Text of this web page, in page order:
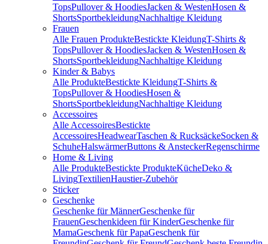
TopsPullover & HoodiesJacken & WestenHosen &
ShortsSportbekleidungNachhaltige Kleidung
Frauen
Alle Frauen ProdukteBestickte KleidungT-Shirts &
TopsPullover & HoodiesJacken & WestenHosen &
ShortsSportbekleidungNachhaltige Kleidung
Kinder & Babys
Alle ProdukteBestickte KleidungT-Shirts &
TopsPullover & HoodiesHosen &
ShortsSportbekleidungNachhaltige Kleidung
Accessoires
Alle AccessoiresBestickte
AccessoiresHeadwearTaschen & RucksäckeSocken &
SchuheHalswärmerButtons & AnsteckerRegenschirme
Home & Living
Alle ProdukteBestickte ProdukteKücheDeko &
LivingTextilienHaustier-Zubehör
Sticker
Geschenke
Geschenke für MännerGeschenke für
FrauenGeschenkideen für KinderGeschenke für
MamaGeschenk für PapaGeschenk für